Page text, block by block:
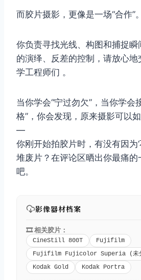
而胶片摄影，更像是一场“合作”。
你负责寻找光线、构图和捕捉
的演绎、反差的控制，请放心
学工程师们 。
当你学会“宁过勿欠”，当你学会
格”，你会发现，原来摄影可以如
—
你刚开始拍胶片时，有没有因为
堆废片？在评论区晒出你最痛的
吧。
影像器材档案
🎞️ 相关胶片：
CineStill 800T
Fujifilm
Fujifilm Fujicolor Superia (未
Kodak Gold
Kodak Portra